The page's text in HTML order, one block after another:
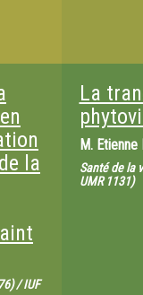
la
/ IUF
La
M. Etienne
Santé de la
UMR 1131)